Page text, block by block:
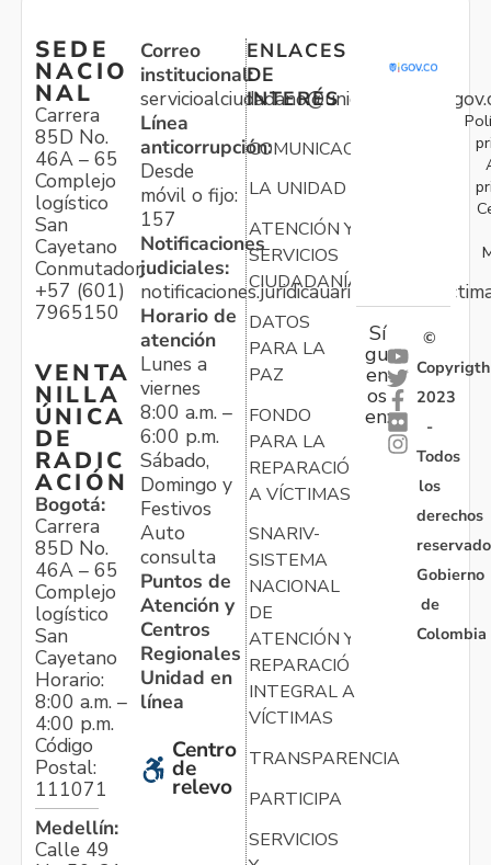
SEDE
NACIO
NAL
Carrera
85D No.
46A – 65
Complejo
logístico
San
Cayetano
Conmutador:
+57 (601)
7965150
VENTA
NILLA
ÚNICA
DE
RADIC
ACIÓN
Bogotá:
Carrera
85D No.
46A – 65
Complejo
logístico
San
Cayetano
Horario:
8:00 a.m. –
4:00 p.m.
Código
Postal:
111071
Medellín:
Calle 49
Correo
institucional:
Línea
anticorrupción:
Desde
móvil o fijo:
157
Notificaciones
judiciales:
Horario de
atención
Lunes a
viernes
8:00 a.m. –
6:00 p.m.
Sábado,
Domingo y
Festivos
Auto
consulta
Puntos de
Atención y
Centros
Regionales
Unidad en
línea
Centro
de
relevo
ENLACES
DE
INTERÉS
COMUNICACIONES
LA UNIDAD
ATENCIÓN Y
SERVICIOS
CIUDADANÍA
DATOS
PARA LA
PAZ
FONDO
PARA LA
REPARACIÓN
A VÍCTIMAS
SNARIV-
SISTEMA
NACIONAL
DE
ATENCIÓN Y
REPARACIÓN
INTEGRAL A
VÍCTIMAS
TRANSPARENCIA
PARTICIPA
SERVICIOS
Sí
gu
en
os
en:
©
Copyrigth
2023
-
Todos
los
derechos
Gobierno
de
Colombia